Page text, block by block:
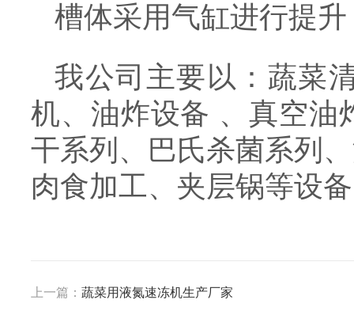
槽体采用气缸进行提
我公司主要以：蔬菜
机、油炸设备 、真空油
干系列、巴氏杀菌系列
肉食加工、夹层锅等设
上一篇： 蔬菜用液氮速冻机生产厂家